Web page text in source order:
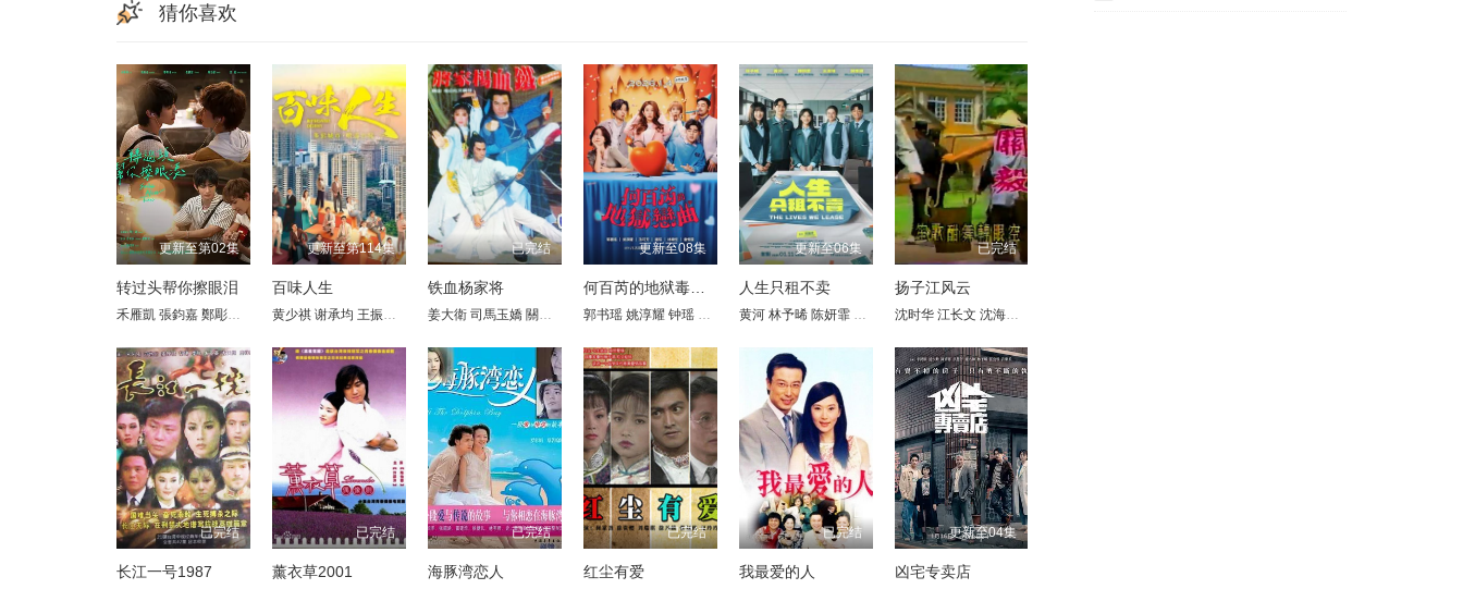
猜你喜欢
更新至第02集
转过头帮你擦眼泪
禾雁凱 張鈞嘉 鄭彫秦 張棋富 陳泊澈 林書蘊
更新至第114集
百味人生
黄少祺 谢承均 王振复 江宏恩 陈珮骐 王乐妍 窦智孔 江国宾 岳虹 张琴 黄玉荣 星卉 刘晓忆 马幼兴 林佑星 陈小菁 苗真 林萱瑜 陈谦文‬
已完结
铁血杨家将
姜大衛 司馬玉嬌 關聰 朱寶意
更新至08集
何百芮的地狱毒白第二季
郭书瑶 姚淳耀 钟瑶 孙可芳
更新至06集
人生只租不卖
黄河 林予晞 陈妍霏 王真琳 谢章颖 王品澔
已完结
扬子江风云
沈时华 江长文 沈海蓉
已完结
长江一号1987
已完结
薰衣草2001
已完结
海豚湾恋人
已完结
红尘有爱
已完结
我最爱的人
更新至04集
凶宅专卖店